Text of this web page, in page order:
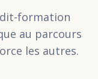
formation
au parcours
les autres.